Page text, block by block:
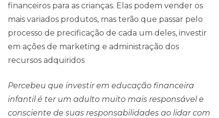
financeiros para as crianças. Elas podem vender os
mais variados produtos, mas terão que passar pelo
processo de precificação de cada um deles, investir
em ações de marketing e administração dos
recursos adquiridos
Percebeu que investir em educação financeira
infantil é ter um adulto muito mais responsável e
consciente de suas responsabilidades ao lidar com